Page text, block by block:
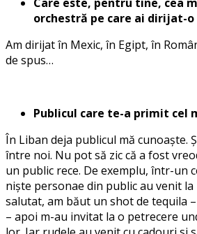
orchestră pe care ai dirijat-o
Am dirijat în Mexic, în Egipt, în
de spus…
Publicul care te-a primit cel
În Liban deja publicul mă cunoaște.
între noi. Nu pot să zic că a fost
un public rece. De exemplu, într-un
niște personae din public au venit la
salutat, am băut un shot de tequila
– apoi m-au invitat la o petrecere